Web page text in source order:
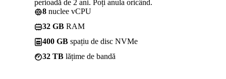
perioadă de 2 ani. Poți anula oricând.
8 nuclee vCPU
32 GB RAM
400 GB spațiu de disc NVMe
32 TB lățime de bandă